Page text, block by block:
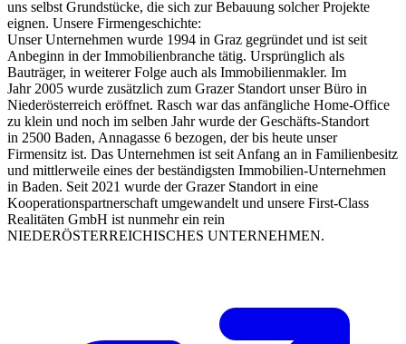
uns selbst Grundstücke, die sich zur Bebauung solcher Projekte
eignen. Unsere Firmengeschichte:
Unser Unternehmen wurde 1994 in Graz gegründet und ist seit
Anbeginn in der Immobilienbranche tätig. Ursprünglich als
Bauträger, in weiterer Folge auch als Immobilienmakler. Im
Jahr 2005 wurde zusätzlich zum Grazer Standort unser Büro in
Niederösterreich eröffnet. Rasch war das anfängliche Home-Office
zu klein und noch im selben Jahr wurde der Geschäfts-Standort
in 2500 Baden, Annagasse 6 bezogen, der bis heute unser
Firmensitz ist. Das Unternehmen ist seit Anfang an in Familienbesitz
und mittlerweile eines der beständigsten Immobilien-Unternehmen
in Baden. Seit 2021 wurde der Grazer Standort in eine
Kooperationspartnerschaft umgewandelt und unsere First-Class
Realitäten GmbH ist nunmehr ein rein
NIEDERÖSTERREICHISCHES UNTERNEHMEN.